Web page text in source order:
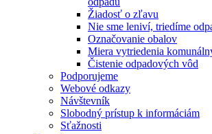
Žiadosť o zľavu
Nie sme leniví, triedíme
Označovanie obalov
Miera vytriedenia
Čistenie odpadových vôd
Podporujeme
Webové odkazy
Návštevník
Slobodný prístup k informáciám
Sťažnosti